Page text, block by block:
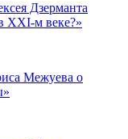
Дзерманта
XXI-м веке?»
Межуева о